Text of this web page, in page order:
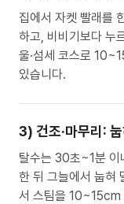
집에서 자켓 빨래를
하고, 비비기보다 누
울·섬세 코스로
있습니다.
3) 건조·마무리:
탈수는 30초~1분 이
한 뒤 그늘에서 눕혀
서 스팀을 10~15cm